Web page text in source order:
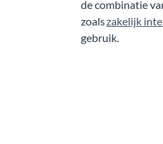
de combinatie
zoalszakelijk
gebruik.